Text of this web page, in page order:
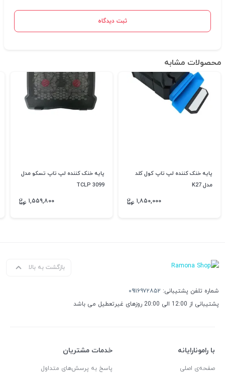
ثبت دیدگاه
محصولات مشابه
پایه خنک کننده لپ تاپ کول کلد
مدل K27
۱,۸۵۰,۰۰۰
پایه خنک کننده لپ تاپ تسکو مدل
TCLP 3099
۱,۵۵۹,۸۰۰
بازگشت به بالا
شماره تلفن پشتیبانی: ۰۹۱۱۶۹۷۲۸۵۲
پشتیبانی از 12:00 الی 20:00 روزهای غیرتعطیل می باشد
با رامونارایانه
صفحه‌ی اصلی
خدمات مشتریان
پاسخ به پرسش‌های متداول